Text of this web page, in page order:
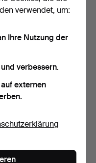
USD
verwendet, um:
Ihre Nutzung der
verbessern.
externen